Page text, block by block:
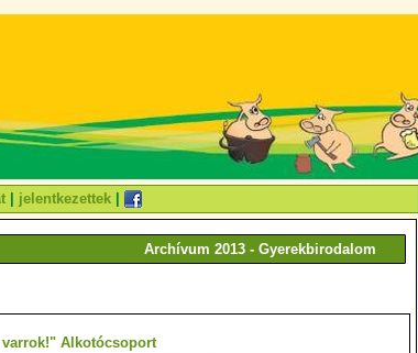
jelentkezettek
Archívum 2013 - Gyerekbirodalom
Alkotócsoport